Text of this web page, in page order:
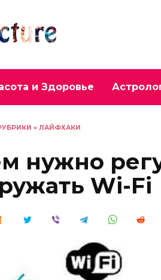
и Здоровье
» ЛАЙФХАКИ
нужно
Wi-Fi